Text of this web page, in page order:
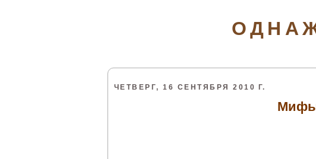
ЧЕТВЕРГ, 16 СЕНТЯБРЯ 2010 Г.